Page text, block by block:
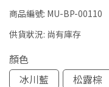
商品編號: MU-BP-00110
供貨狀況: 尚有庫存
顏色
冰川藍
松露棕